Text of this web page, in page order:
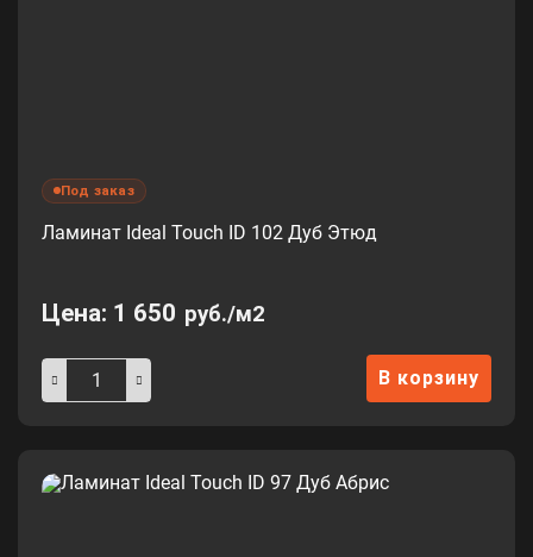
Под заказ
Ламинат Ideal Touch ID 102 Дуб Этюд
Цена: 1 650 руб./м2
В корзину